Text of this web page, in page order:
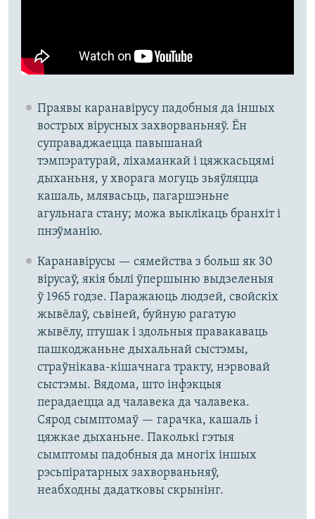
Праявы каранавірусу падобныя да іншых
вострых вірусных захворваньняў. Ён
суправаджаецца павышанай
тэмпэратурай, ліхаманкай і цяжкасьцямі
дыханьня, у хворага могуць зьяўляцца
кашаль, млявасьць, пагаршэньне
агульнага стану; можа выклікаць бранхіт і
пнэўманію.
Каранавірусы — сямейства з больш як 30
вірусаў, якія былі ўпершыню выдзеленыя
ў 1965 годзе. Паражаюць людзей, свойскіх
жывёлаў, сьвіней, буйную рагатую
жывёлу, птушак і здольныя правакаваць
пашкоджаньне дыхальнай сыстэмы,
страўнікава-кішачнага тракту, нэрвовай
сыстэмы. Вядома, што інфэкцыя
перадаецца ад чалавека да чалавека.
Сярод сымптомаў — гарачка, кашаль і
цяжкае дыханьне. Паколькі гэтыя
сымптомы падобныя да многіх іншых
рэсьпіратарных захворваньняў,
неабходны дадатковы скрынінг. ​